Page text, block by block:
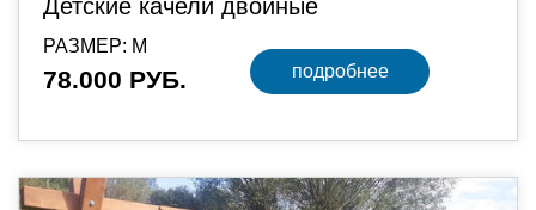
Детские качели двойные
РАЗМЕР: М
78.000 РУБ. подробнее